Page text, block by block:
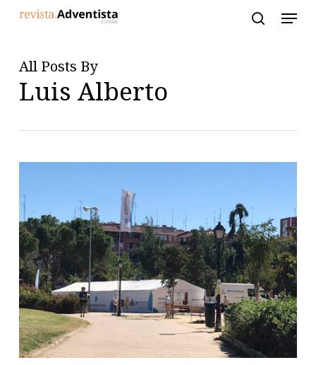
contentAll Posts By
Luis Alberto